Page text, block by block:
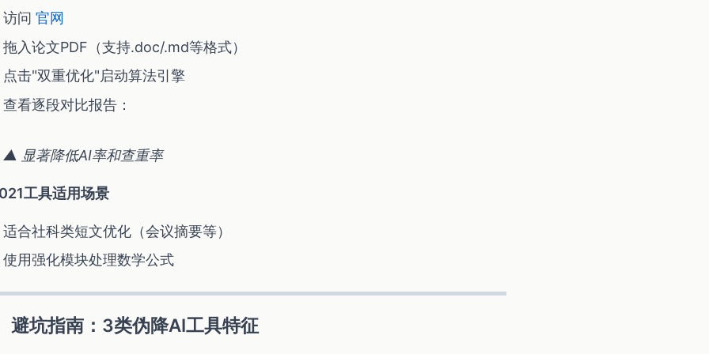
访问 官网
拖入论文PDF（支持.doc/.md等格式）
点击"双重优化"启动算法引擎
查看逐段对比报告：
▲ 显著降低AI率和查重率
工具适用场景
适合社科类短文优化（会议摘要等）
使用强化模块处理数学公式
避坑指南：3类伪降AI工具特征